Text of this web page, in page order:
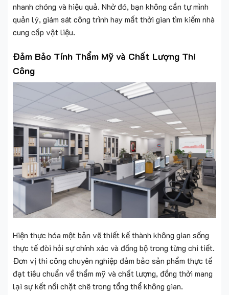
nhanh chóng và hiệu quả. Nhờ đó, bạn không cần tự mình
quản lý, giám sát công trình hay mất thời gian tìm kiếm nhà
cung cấp vật liệu.
Đảm Bảo Tính Thẩm Mỹ và Chất Lượng Thi
Công
Hiện thực hóa một bản vẽ thiết kế thành không gian sống
thực tế đòi hỏi sự chính xác và đồng bộ trong từng chi tiết.
Đơn vị thi công chuyên nghiệp đảm bảo sản phẩm thực tế
đạt tiêu chuẩn về thẩm mỹ và chất lượng, đồng thời mang
lại sự kết nối chặt chẽ trong tổng thể không gian.